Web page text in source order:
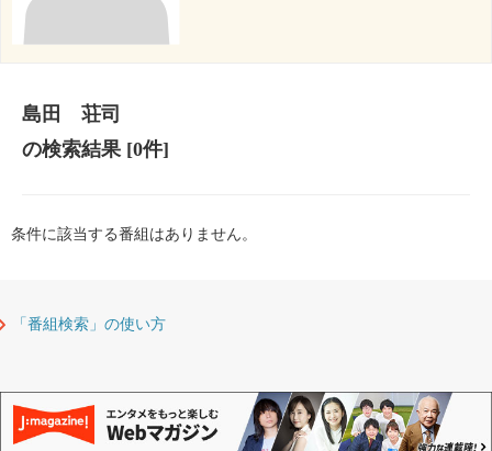
島田 荘司
の検索結果[0件]
条件に該当する番組はありません。
「番組検索」の使い方